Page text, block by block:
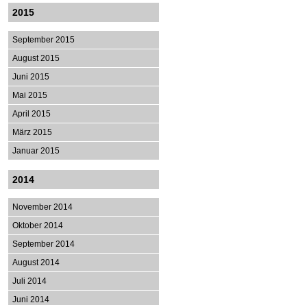
2015
September 2015
August 2015
Juni 2015
Mai 2015
April 2015
März 2015
Januar 2015
2014
November 2014
Oktober 2014
September 2014
August 2014
Juli 2014
Juni 2014